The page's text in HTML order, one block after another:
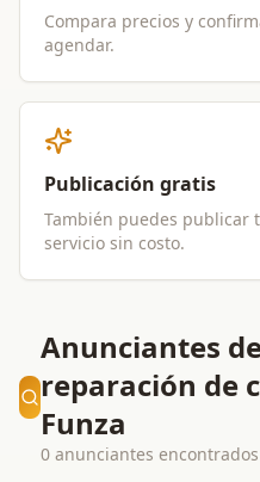
Compara precios y
agendar.
Publicación gratis
También puedes publicar
servicio sin costo.
Anunciantes
reparación de
Funza
0 anunciantes encontrados